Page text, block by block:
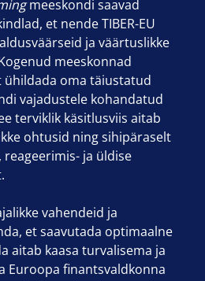
meeskondi saavad
et nende TIBER-EU
ja väärtuslikke
meeskonnad
ühildada oma täiustatud
vajadustele kohandatud
terviklik käsitlusviis aitab
ohtusid ning sihipäraselt
ja üldise
vahendeid ja
et saavutada optimaalne
aitab kaasa turvalisema ja
Euroopa finantsvaldkonna